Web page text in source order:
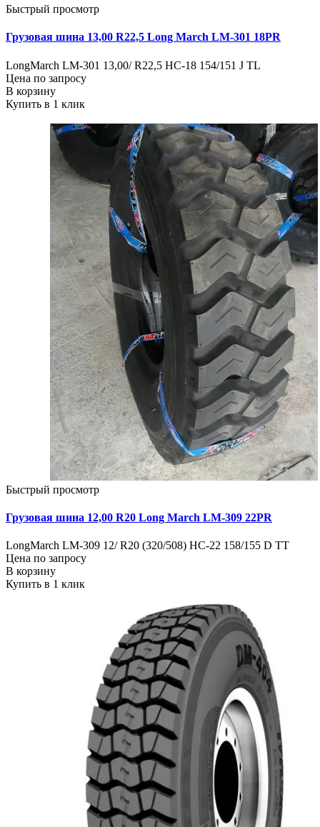
Быстрый просмотр
Грузовая шина 13,00 R22,5 Long March LM-301 18PR
LongMarch LM-301 13,00/ R22,5 НС-18 154/151 J TL
Цена по запросу
В корзину
Купить в 1 клик
Быстрый просмотр
Грузовая шина 12,00 R20 Long March LM-309 22PR
LongMarch LM-309 12/ R20 (320/508) НС-22 158/155 D TT
Цена по запросу
В корзину
Купить в 1 клик